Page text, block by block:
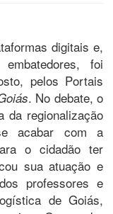
digitais e,
foi
pelos Portais
. No debate, o
da regionalização
acabar com a
o cidadão ter
sua atuação e
professores e
de Goiás,